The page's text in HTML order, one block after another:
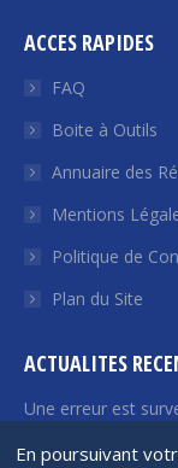
En poursuivant
Facebook
s'ouvre
une
nouvelle
fenêtre
Twitter
s'ouvre
une
nouvelle
fenêtre
YouTube
une
nouvelle
fenêtre
une
ACCES RAPIDES
FAQ
Boite à Outils
Annuaire des
Mentions
Politique de
Plan du Site
ACTUALITES
Une erreur est